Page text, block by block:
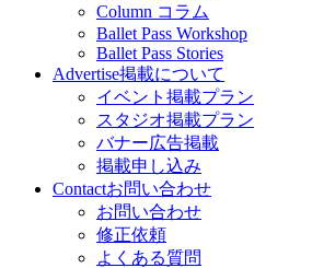
Column コラム
Ballet Pass Workshop
Ballet Pass Stories
Advertise掲載について
イベント掲載プラン
スタジオ掲載プラン
バナー広告掲載
掲載申し込み
Contactお問い合わせ
お問い合わせ
修正依頼
よくある質問